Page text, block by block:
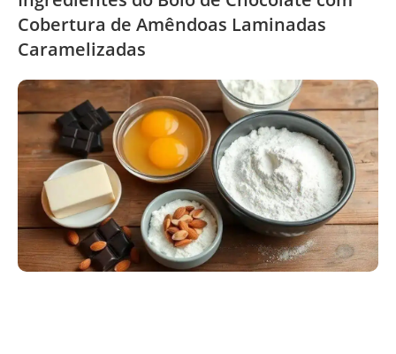
Cobertura de Amêndoas Laminadas
Caramelizadas